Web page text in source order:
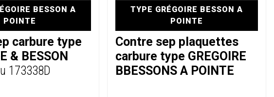
BESSON A
POINTE
carbure type
& BESSON
173338D
TYPE GRÉGOIRE BESSON A
POINTE
Contre sep plaquettes
carbure type GREGOIRE
BBESSONS A POINTE